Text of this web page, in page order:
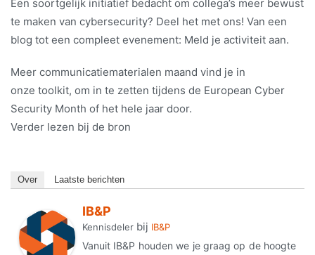
Een soortgelijk initiatief bedacht om collega’s meer bewust
te maken van cybersecurity? Deel het met ons! Van een
blog tot een compleet evenement: Meld je activiteit aan.
Meer communicatiematerialen maand vind je in
onze toolkit, om in te zetten tijdens de European Cyber
Security Month of het hele jaar door.
Verder lezen bij de bron
Over Laatste berichten
IB&P
Kennisdeler bij IB&P
Vanuit IB&P houden we je graag op de hoogte